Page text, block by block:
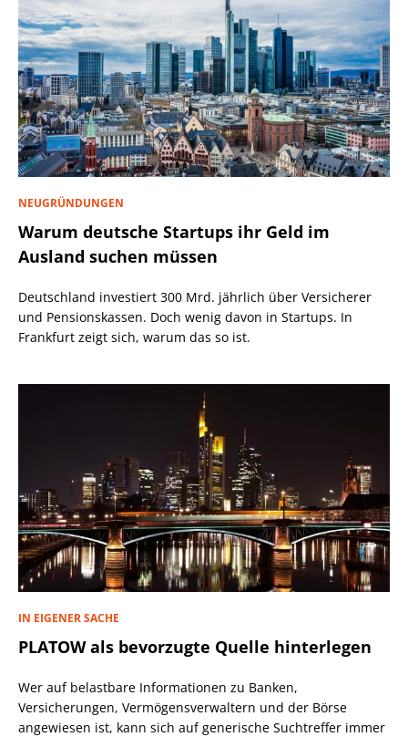
NEUGRÜNDUNGEN
Warum deutsche Startups ihr Geld im
Ausland suchen müssen
Deutschland investiert 300 Mrd. jährlich über Versicherer
und Pensionskassen. Doch wenig davon in Startups. In
Frankfurt zeigt sich, warum das so ist.
IN EIGENER SACHE
PLATOW als bevorzugte Quelle hinterlegen
Wer auf belastbare Informationen zu Banken,
Versicherungen, Vermögensverwaltern und der Börse
angewiesen ist, kann sich auf generische Suchtreffer immer